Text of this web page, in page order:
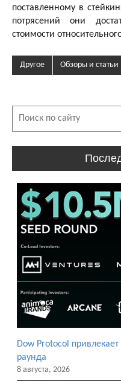
поставленному в
потрясений они
стоимости
Другое Обзоры и статьи
Dow Protocol
раунда
8 августа, 2026